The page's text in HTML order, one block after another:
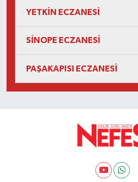
YETKİN ECZANESİ
SİNOPE ECZANESİ
PAŞAKAPISI ECZANESİ